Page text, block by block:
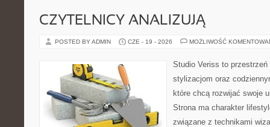
CZYTELNICY ANALIZUJĄ
POSTED BY ADMIN CZE - 19 - 2026 MOŻLIWOŚĆ
Studio Veriss to
stylizacjom oraz
które chcą rozwijać swoje
Strona ma charakter
związane z technikami